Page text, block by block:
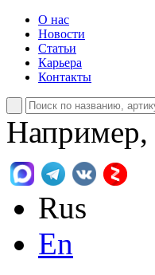
О нас
Новости
Статьи
Карьера
Контакты
Например,
Rus
En